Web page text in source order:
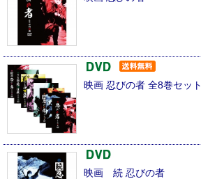
映画 忍びの者 全8巻セット
映画 続 忍びの者